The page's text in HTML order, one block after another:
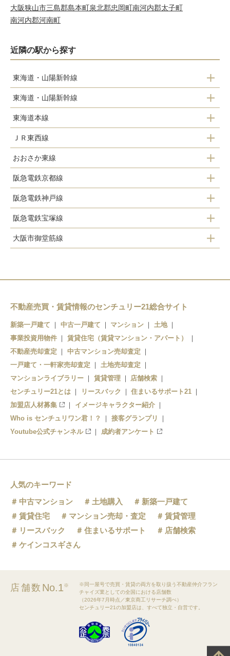
大阪狭山市三島郡島本町泉北郡忠岡町南河内郡太子町
南河内郡河南町
近隣の駅から探す
東海道・山陽新幹線
新大阪駅
東海道・山陽新幹線
新大阪駅
東海道本線
東淀川駅
新大阪駅
塚本駅
ＪＲ東西線
加島駅
おおさか東線
新大阪駅
阪急電鉄京都線
南方駅
十三駅
阪急電鉄神戸線
十三駅
神崎川駅
阪急電鉄宝塚線
十三駅
大阪市御堂筋線
新大阪駅
西中島南方駅
不動産売買・賃貸情報のセンチュリー21総合サイト
新築一戸建て 中古一戸建て マンション
土地
事業投資用物件
賃貸住宅（賃貸マンション・アパート）
不動産売却査定
中古マンション売却査定
一戸建て・一軒家売却査定
土地売却査定
マンションライブラリー
賃貸管理
店舗検索
センチュリー21とは
リースバック
住まいるサポート21
加盟店人材募集
イメージキャラクター紹介
Who is センチュリワン君！？
接客グランプリ
Youtube公式チャンネル
成約者アンケート
人気のキーワード
中古マンション
土地購入
新築一戸建て
賃貸住宅
マンション売却・査定
賃貸管理
リースバック
住まいるサポート
店舗検索
ケインコスギさん
店舗数 No.1※
※同一屋号で売買・賃貸の両方を取り扱う不動産仲介フラン
チャイズ業としての全国における店舗数
（2026年7月時点／東京商工リサーチ調べ）
センチュリー21の加盟店は、すべて独立・自営です。